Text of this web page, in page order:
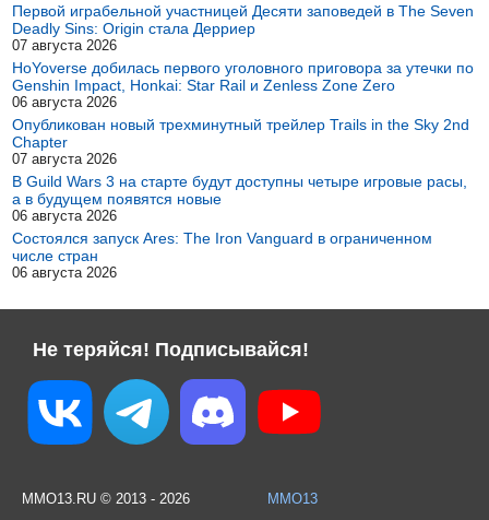
Первой играбельной участницей Десяти заповедей в The Seven
Deadly Sins: Origin стала Дерриер
07 августа 2026
HoYoverse добилась первого уголовного приговора за утечки по
Genshin Impact, Honkai: Star Rail и Zenless Zone Zero
06 августа 2026
Опубликован новый трехминутный трейлер Trails in the Sky 2nd
Chapter
07 августа 2026
В Guild Wars 3 на старте будут доступны четыре игровые расы,
а в будущем появятся новые
06 августа 2026
Состоялся запуск Ares: The Iron Vanguard в ограниченном
числе стран
06 августа 2026
Не теряйся! Подписывайся!
MMO13.RU © 2013 - 2026
MMO13